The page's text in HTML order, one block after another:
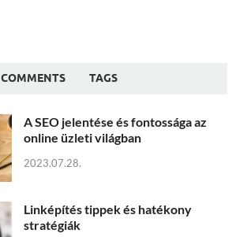
COMMENTS TAGS
A SEO jelentése és fontossága az
online üzleti világban
2023.07.28.
Linképítés tippek és hatékony
stratégiák